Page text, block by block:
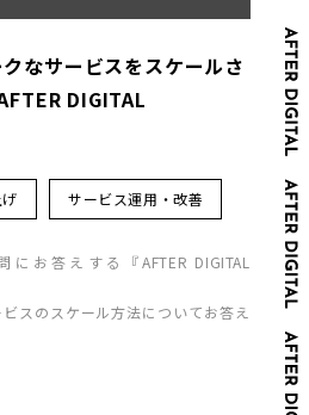
なサービスをスケールさ
DIGITAL
サービス運用・改善
お答えする『AFTER DIGITAL
スのスケール方法についてお答え